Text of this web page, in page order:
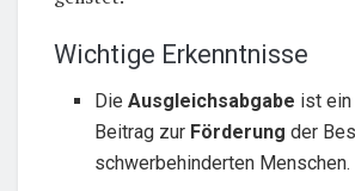
Wichtige Erkenntnisse
DieAusgleichsabgabe ist
Beitrag zur Förderung der
schwerbehinderten Menschen.